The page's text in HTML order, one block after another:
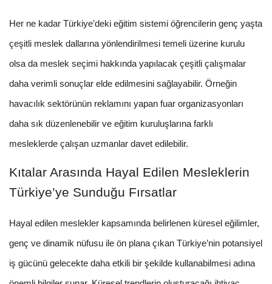
Her ne kadar Türkiye’deki eğitim sistemi öğrencilerin genç yaşta
çeşitli meslek dallarına yönlendirilmesi temeli üzerine kurulu
olsa da meslek seçimi hakkında yapılacak çeşitli çalışmalar
daha verimli sonuçlar elde edilmesini sağlayabilir. Örneğin
havacılık sektörünün reklamını yapan fuar organizasyonları
daha sık düzenlenebilir ve eğitim kuruluşlarına farklı
mesleklerde çalışan uzmanlar davet edilebilir.
Kıtalar Arasında Hayal Edilen Mesleklerin
Türkiye’ye Sunduğu Fırsatlar
Hayal edilen meslekler kapsamında belirlenen küresel eğilimler,
genç ve dinamik nüfusu ile ön plana çıkan Türkiye’nin potansiyel
iş gücünü gelecekte daha etkili bir şekilde kullanabilmesi adına